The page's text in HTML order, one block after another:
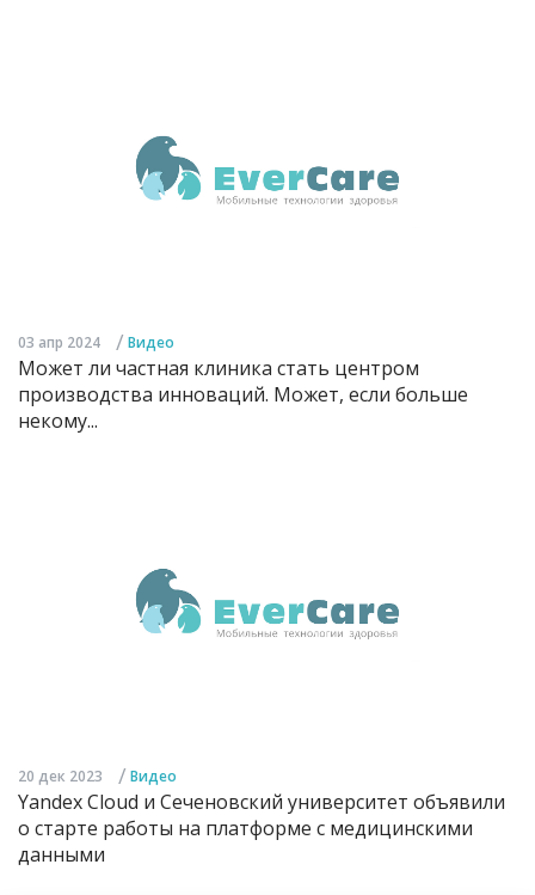
03 апр 2024 / Видео
Может ли частная клиника стать центром
производства инноваций. Может, если больше
некому...
20 дек 2023 / Видео
Yandex Cloud и Сеченовский университет объявили
о старте работы на платформе с медицинскими
данными